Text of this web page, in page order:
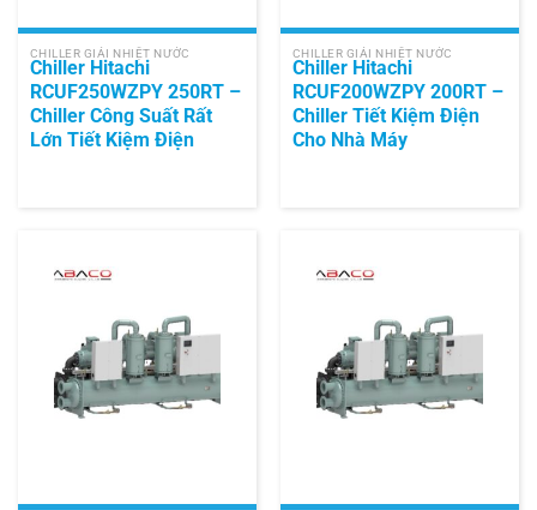
CHILLER GIẢI NHIỆT NƯỚC
Chiller Hitachi
RCUF250WZPY 250RT –
Chiller Công Suất Rất
Lớn Tiết Kiệm Điện
CHILLER GIẢI NHIỆT NƯỚC
Chiller Hitachi
RCUF200WZPY 200RT –
Chiller Tiết Kiệm Điện
Cho Nhà Máy